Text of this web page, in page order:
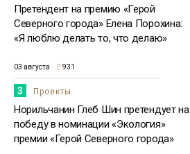
Претендент на премию «Герой
Северного города» Елена Порохина:
«Я люблю делать то, что делаю»
03 августа 931
3 Проекты
Норильчанин Глеб Шин претендует на
победу в номинации «Экология»
премии «Герой Северного города»